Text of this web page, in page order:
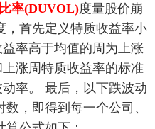
率(DUVOL)度量股价崩
，首先定义特质收益率小
率高于均值的周为上涨
涨周特质收益率的标准
率。 最后，以下跌波动
，即得到每一个公司、